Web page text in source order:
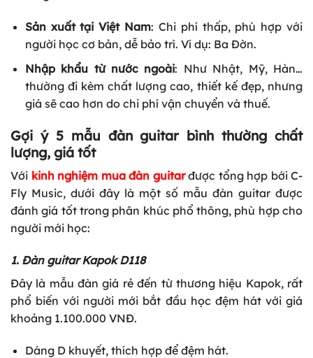
Sản xuất tại Việt Nam: Chi phí thấp, phù hợp với
người học cơ bản, dễ bảo trì. Ví dụ: Ba Đờn.
Nhập khẩu từ nước ngoài: Như Nhật, Mỹ, Hàn…
thường đi kèm chất lượng cao, thiết kế đẹp, nhưng
giá sẽ cao hơn do chi phí vận chuyển và thuế.
Gợi ý 5 mẫu đàn guitar bình thường chất
lượng, giá tốt
Với kinh nghiệm mua đàn guitarđược tổng hợp bới C-
Fly Music, dưới đây là một số mẫu đàn guitar được
đánh giá tốt trong phân khúc phổ thông, phù hợp cho
người mới học:
1. Đàn guitar Kapok D118
Đây là mẫu đàn giá rẻ đến từ thương hiệu Kapok, rất
phổ biến với người mới bắt đầu học đệm hát với giá
khoảng 1.100.000 VNĐ.
Dáng D khuyết, thích hợp để đệm hát.